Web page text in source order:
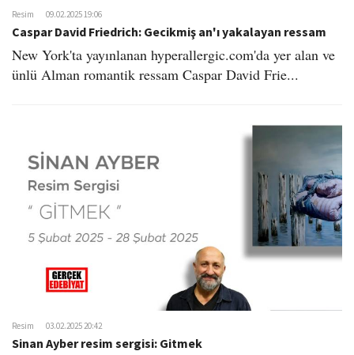
Resim 09.02.2025 19:06
Caspar David Friedrich: Gecikmiş an'ı yakalayan ressam
New York'ta yayınlanan hyperallergic.com'da yer alan ve
ünlü Alman romantik ressam Caspar David Frie...
Resim 03.02.2025 20:42
Sinan Ayber resim sergisi: Gitmek